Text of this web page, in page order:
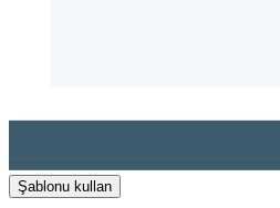
Şablonu kullan